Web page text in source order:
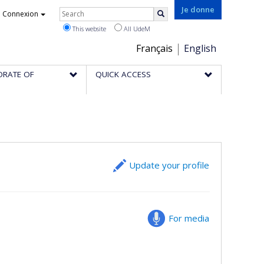
Je donne
Choix
de
la
Français English
Connexion Rechercher
This website All UdeM
OF QUICK ACCESS
Update your profile
For media